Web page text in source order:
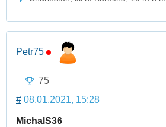
Petr75
75
# 08.01.2021, 15:28
MichalS36